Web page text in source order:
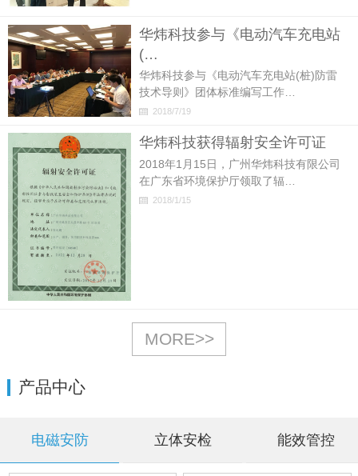
华炜科技参与《电动汽车充电站
(…
华炜科技参与《电动汽车充电站(桩)防雷
技术导则》团体标准编写工作…
2018/7/19
华炜科技获得辐射安全许可证
2018年1月15日，广州华炜科技有限公司
在广东省环境保护厅领取了辐…
2018/1/15
MORE>>
产品中心
电磁安防 立体安检 能效管控